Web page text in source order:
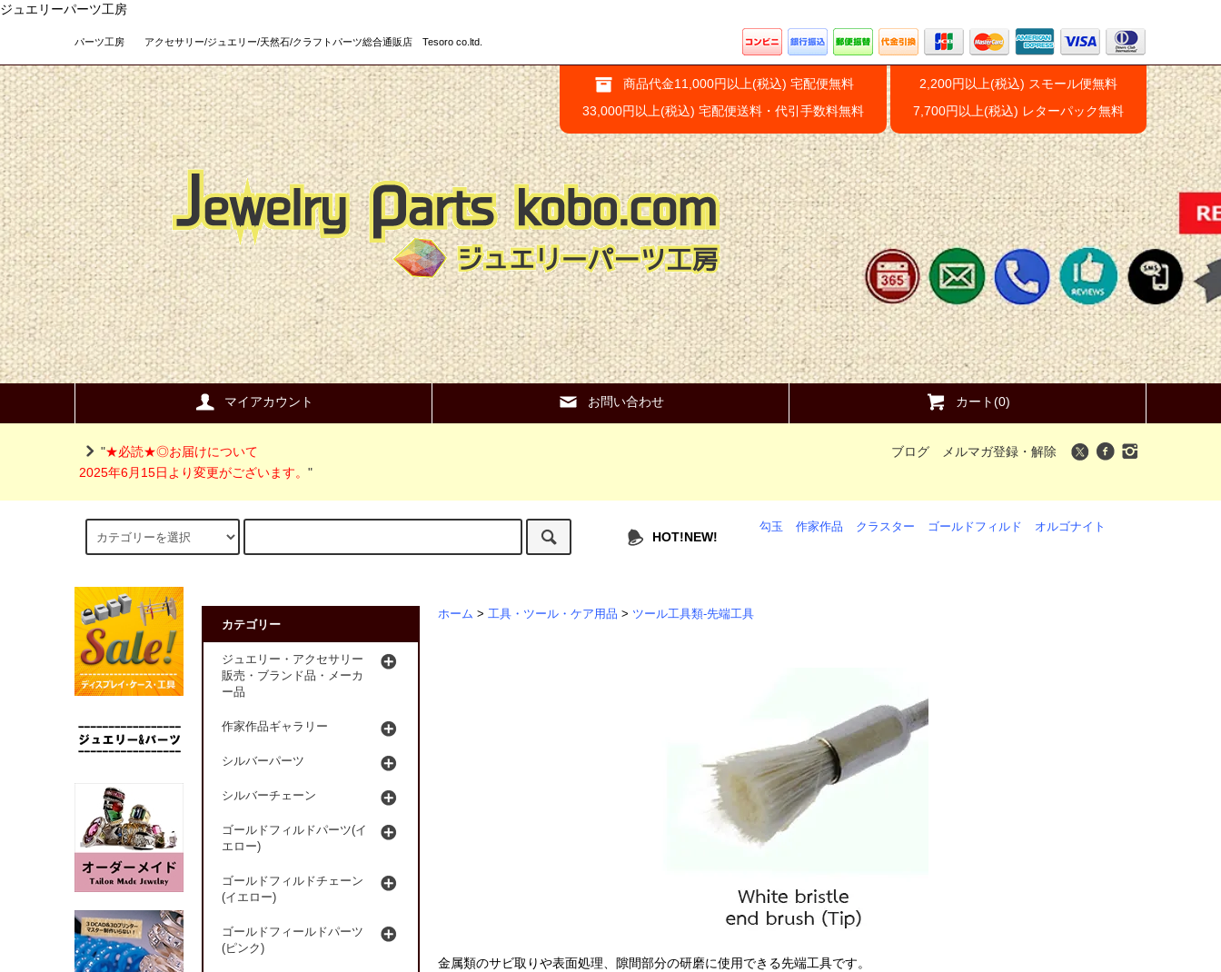
ジュエリーパーツ工房
パーツ工房 アクセサリー/ジュエリー/天然石/クラフトパーツ総合通販店 Tesoro co.ltd.
商品代金11,000円以上(税込) 宅配便無料
33,000円以上(税込) 宅配便送料・代引手数料無料
2,200円以上(税込) スモール便無料
7,700円以上(税込) レターパック無料
マイアカウント お問い合わせ カート(0)
"★必読★◎お届けについて
2025年6月15日より変更がございます。 "
ブログ メルマガ登録・解除
HOT!NEW!
勾玉 作家作品 クラスター ゴールドフィルド オルゴナイト
ホーム > 工具・ツール・ケア用品 > ツール工具類-先端工具
金属類のサビ取りや表面処理、隙間部分の研磨に使用できる先端工具です。
カテゴリー
ジュエリー・アクセサリー
販売・ブランド品・メーカ
ー品
作家作品ギャラリー
シルバーパーツ
シルバーチェーン
ゴールドフィルドパーツ(イ
エロー)
ゴールドフィルドチェーン
(イエロー)
ゴールドフィールドパーツ
(ピンク)